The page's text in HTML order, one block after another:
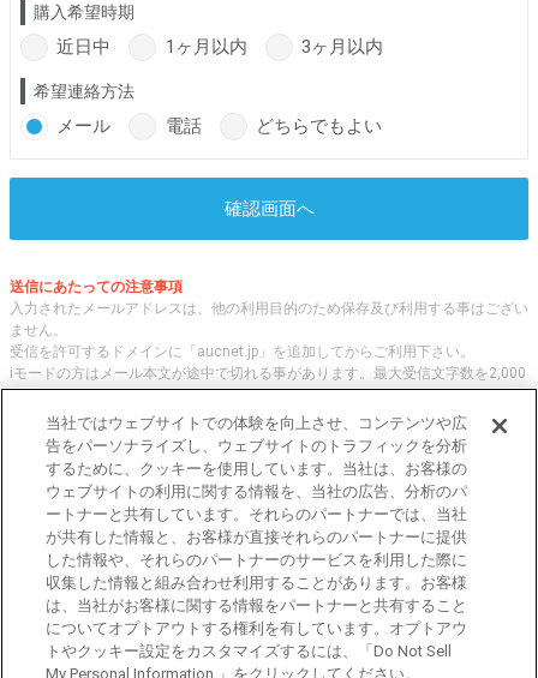
購入希望時期
近日中 1ヶ月以内 3ヶ月以内
希望連絡方法
メール 電話 どちらでもよい
確認画面へ
送信にあたっての注意事項
入力されたメールアドレスは、他の利用目的のため保存及び利用する事はござい
ません。
受信を許可するドメインに「aucnet.jp」を追加してからご利用下さい。
iモードの方はメール本文が途中で切れる事があります。最大受信文字数を2,000
文字へ変更してご利用ください
オークネット.jpでは、全国の中古車について、 「評価点と星の数」の情報をも
とに、信頼性の高い中古車情報を提供しています。
車種・エリア・走行距離等の基本的な中古車の状態から、「評価点と星の数」に
よる検索、装備品等のオプション等の詳細検索等、こだわりの中古車を様々な角
度から探すことが可能です。 国内外の各メーカー・車種を多く取り揃え、皆さ
まに安心と信頼の全国の中古車についての情報をお届け致します。
東京都公安委員会許可 第301001105434号
当社ではウェブサイトでの体験を向上させ、コンテンツや広
告をパーソナライズし、ウェブサイトのトラフィックを分析
するために、クッキーを使用しています。当社は、お客様の
ウェブサイトの利用に関する情報を、当社の広告、分析のパ
ートナーと共有しています。それらのパートナーでは、当社
が共有した情報と、お客様が直接それらのパートナーに提供
した情報や、それらのパートナーのサービスを利用した際に
収集した情報と組み合わせ利用することがあります。お客様
は、当社がお客様に関する情報をパートナーと共有すること
についてオプトアウトする権利を有しています。オプトアウ
トやクッキー設定をカスタマイズするには、「Do Not Sell
My Personal Information 」をクリックしてください。